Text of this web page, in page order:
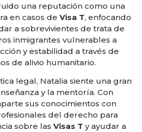
una reputación como una
en casos de Visa T, enfocando
a sobrevivientes de trata de
inmigrantes vulnerables a
y estabilidad a través de
de alivio humanitario.
legal, Natalia siente una gran
y la mentoría. Con
sus conocimientos con
del derecho para
sobre las Visas T y ayudar a